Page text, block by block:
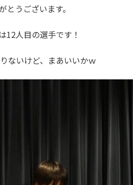
とうございます。
12人目の選手です！
ないけど、まあいいかｗ